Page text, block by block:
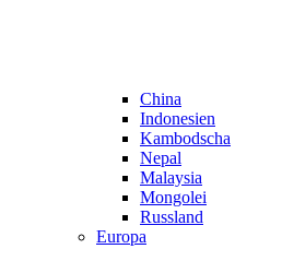
China
Indonesien
Kambodscha
Nepal
Malaysia
Mongolei
Russland
Europa